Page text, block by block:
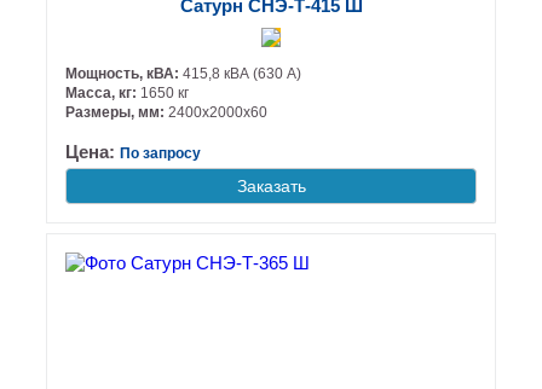
Сатурн СНЭ-Т-415 Ш
Мощность, кВА: 415,8 кВА (630 А)
Масса, кг: 1650 кг
Размеры, мм: 2400х2000х60
Цена: По запросу
Заказать